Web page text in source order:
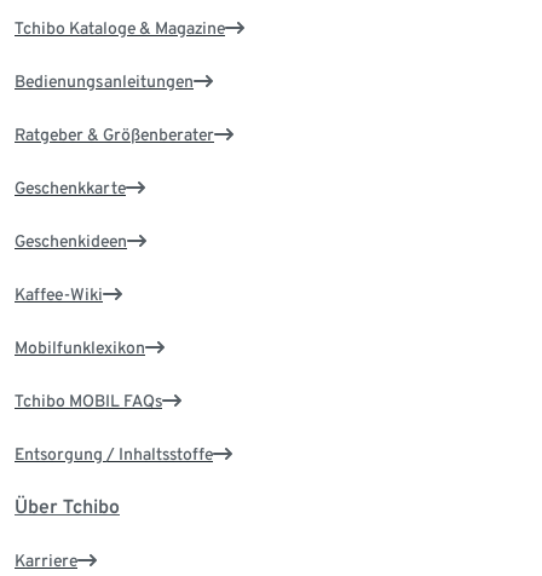
Tchibo Kataloge & Magazine
Bedienungsanleitungen
Ratgeber & Größenberater
Geschenkkarte
Geschenkideen
Kaffee-Wiki
Mobilfunklexikon
Tchibo MOBIL FAQs
Entsorgung / Inhaltsstoffe
Über Tchibo
Karriere